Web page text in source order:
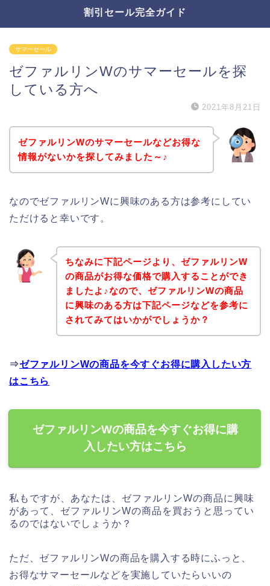
割引セール完全ガイド
サマーセール
ゼファルリンWのサマーセールを探
している方へ
2021年8月21日
ゼファルリンWのサマーセールなどお得な
情報がないかを探してみました～♪
なのでゼファルリンWに興味のある方は参考にしてい
ただけると幸いです。
ちなみに下記ページより、ゼファルリンW
の商品がお得な価格で購入することができ
ましたよ♪なので、ゼファルリンWの商品
に興味のある方は下記ページなどを参考に
されてみてはいかがでしょうか？
⇒ゼファルリンWの商品を今すぐお得に購入したい方
はこちら
ゼファルリンWの商品を今すぐお得に購
入したい方はこちら
私もですが、あなたは、ゼファルリンWの商品に興味
があって、ゼファルリンWの商品を買おうと思ってい
るのではないでしょうか？
ただ、ゼファルリンWの商品を購入する時にふっと、
お得なサマーセールなどを実施していたらいいの